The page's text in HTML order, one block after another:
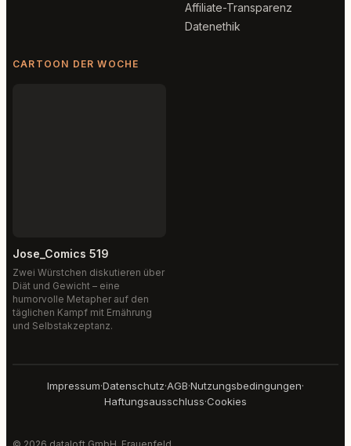
Affiliate-Transparenz
Datenethik
CARTOON DER WOCHE
Jose_Comics 519
Zwei Würstchen diskutieren über
Diät und Gewicht – eine
humorvolle Metapher auf den
täglichen Kampf mit Ernährung
und Selbstakzeptanz.
Impressum·Datenschutz·AGB·Nutzungsbedingungen·
Haftungsausschluss·Cookies